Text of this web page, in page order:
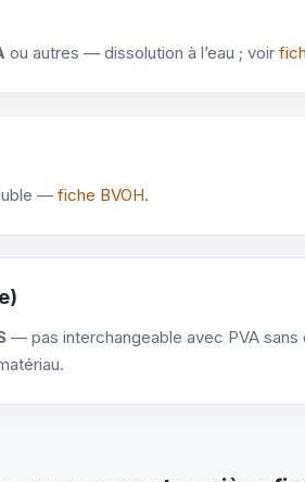
ou autres — dissolution à l’eau ; voir
— fiche BVOH.
— pas interchangeable avec PVA sans